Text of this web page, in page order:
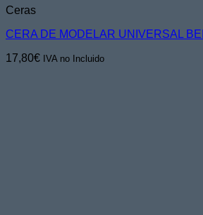
Ceras
CERA DE MODELAR UNIVERSAL
17,80€ IVA no Incluido